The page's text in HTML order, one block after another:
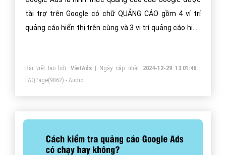
tài trợ trên Google có chữ QUẢNG CÁO gồm 4 ví trí
quảng cáo hiển thị trên cùng và 3 vị trí quảng cáo hiển
Bài viết tạo bởi:VietAds | Ngày cập nhật: 2024-12-29 13:01:46 |
FAQPage(9862) - Audio